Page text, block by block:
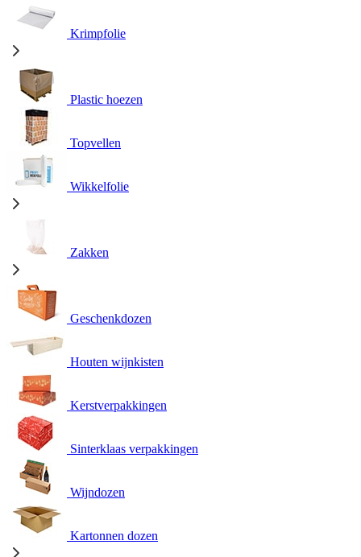
Krimpfolie
Plastic hoezen
Topvellen
Wikkelfolie
Zakken
Geschenkdozen
Houten wijnkisten
Kerstverpakkingen
Sinterklaas verpakkingen
Wijndozen
Kartonnen dozen